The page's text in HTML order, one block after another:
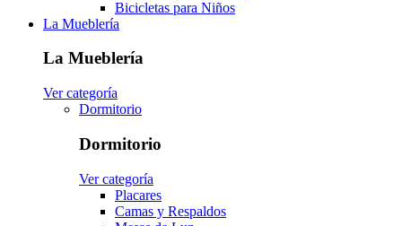
Bicicletas para Niños
La Mueblería
La Mueblería
Ver categoría
Dormitorio
Dormitorio
Ver categoría
Placares
Camas y Respaldos